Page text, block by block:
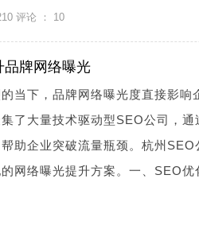
评论 ： 10
品牌网络曝光
当下，品牌网络曝光度直接影响
了大量技术驱动型SEO公司，
助企业突破流量瓶颈。杭州
网络曝光提升方案。一、SEO